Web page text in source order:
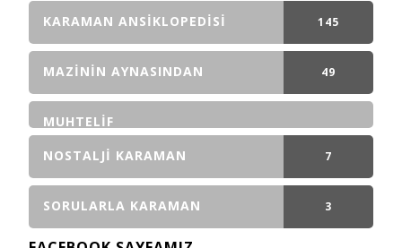
GÖNDERI(LER)
KARAMAN ANSIKLOPEDISI 145
GÖNDERI(LER)
MAZININ AYNASINDAN 49
MUHTELIF
NOSTALJI KARAMAN
7
GÖNDERI(LER)
SORULARLA KARAMAN 3